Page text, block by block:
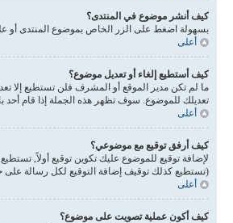
كيف أنشر موضوع في المنتدى؟
بسهولة اضغط على الزر الخاص بموضوع المنتدى أو
أعلى
كيف أستطيع إلغاء أو تعديل موضوع؟
ما لم تكن مدير الموقع أو المشرف فلن تستطيع إلا
تعديلك للموضوع. سوف تظهر هذه الجملة إذا قام أحد
أعلى
كيف أرفق توقيع مع موضوعي؟
لإضافة توقيع للموضوع عليك تكوين توقيع أولاً,
(تستطيع كذلك توقيف إضافة التوقيع لكل رسالة على
أعلى
كيف أكون عملية تصويت على موضوع؟